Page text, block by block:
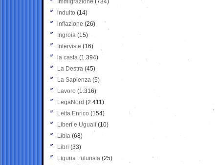
Immigrazione (734)
indulto (14)
inflazione (26)
Ingroia (15)
Interviste (16)
la casta (1.394)
La Destra (45)
La Sapienza (5)
Lavoro (1.316)
LegaNord (2.411)
Letta Enrico (154)
Liberi e Uguali (10)
Libia (68)
Libri (33)
Liguria Futurista (25)